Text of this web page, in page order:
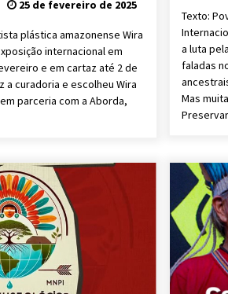
25 de fevereiro de 2025
plástica amazonense Wira
internacional em
e em cartaz até 2 de
a curadoria e escolheu Wira
parceria com a Aborda,
Texto:
a luta
faladas
Mas